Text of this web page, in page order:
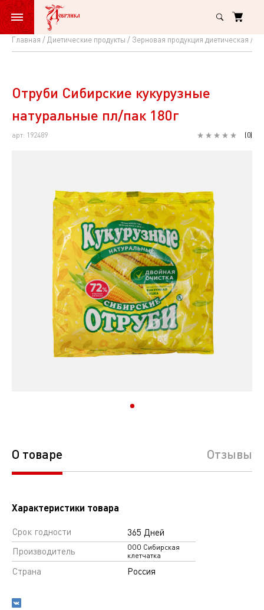
Главная Диетические продукты Зерновая продукция диетическая
Отруби
кукурузные
натуральные
пл/
Отруби Сибирские кукурузные
натуральные пл/пак 180г
арт: 192489 (0)
О товаре Отзывы
Характеристики товара
Срок годности
365 Дней
Производитель
ООО Сибирская
клетчатка
Страна Россия